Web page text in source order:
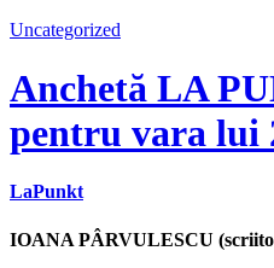
Uncategorized
Anchetă LA
pentru vara lui
LaPunkt
IOANA PÂRVULESCU